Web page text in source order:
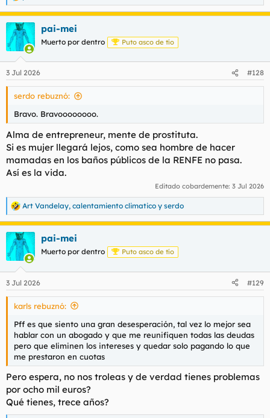
e
a
c
c
i
e
s
pai-mei
Muerto por dentro Puto asco de tío
3 Jul 2026 #128
serdo rebuznó:
Bravo. Bravoooooooo.
Alma de entrepreneur, mente de prostituta.
Si es mujer llegará lejos, como sea hombre de hacer
mamadas en los baños públicos de la RENFE no pasa.
Así es la vida.
Editado cobardemente: 3 Jul 2026
R
e
a
c
c
i
e
s
Art Vandelay, calentamiento climatico y serdo
pai-mei
Muerto por dentro Puto asco de tío
3 Jul 2026 #129
karls rebuznó:
Pff es que siento una gran desesperación, tal vez lo mejor sea
hablar con un abogado y que me reunifiquen todas las deudas
pero que eliminen los intereses y quedar solo pagando lo que
me prestaron en cuotas
Pero espera, no nos troleas y de verdad tienes problemas
por ocho mil euros?
Qué tienes, trece años?